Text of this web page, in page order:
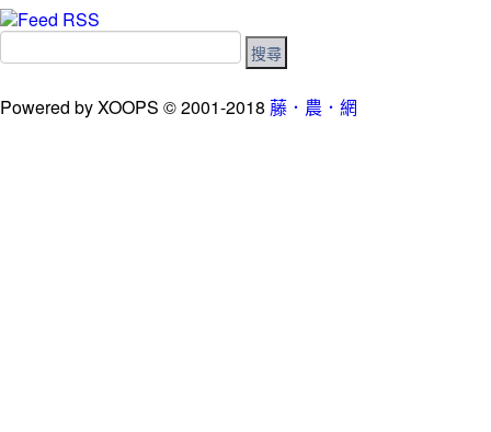
Powered by XOOPS © 2001-2018 藤．農．網